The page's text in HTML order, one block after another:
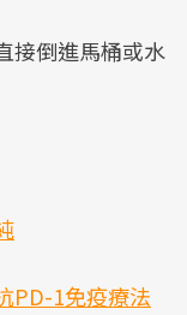
接倒進馬桶或水
PD-1免疫療法